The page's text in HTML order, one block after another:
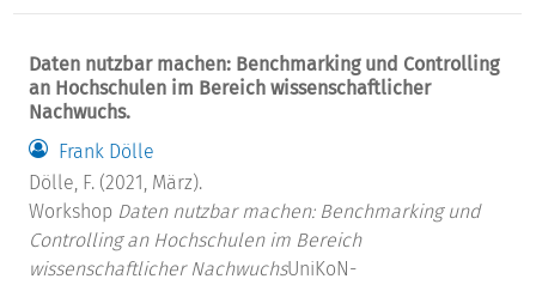
Daten nutzbar machen: Benchmarking und Controlling
an Hochschulen im Bereich wissenschaftlicher
Nachwuchs.
Frank Dölle
Dölle, F. (2021, März).
Workshop Daten nutzbar machen: Benchmarking und
Controlling an Hochschulen im Bereich
wissenschaftlicher NachwuchsUniKoN-